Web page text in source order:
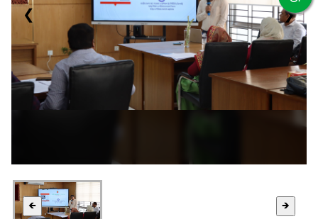
❮ ❯
🡸 🡺